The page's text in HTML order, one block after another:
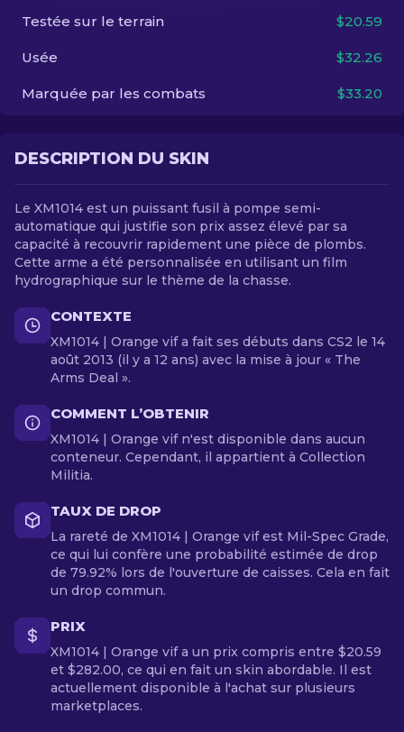
Testée sur le terrain $20.59
Usée $32.26
Marquée par les combats $33.20
DESCRIPTION DU SKIN
Le XM1014 est un puissant fusil à pompe semi-
automatique qui justifie son prix assez élevé par sa
capacité à recouvrir rapidement une pièce de plombs.
Cette arme a été personnalisée en utilisant un film
hydrographique sur le thème de la chasse.
CONTEXTE
XM1014 | Orange vif a fait ses débuts dans CS2 le 14
août 2013 (il y a 12 ans) avec la mise à jour « The
Arms Deal ».
COMMENT L’OBTENIR
XM1014 | Orange vif n'est disponible dans aucun
conteneur. Cependant, il appartient à Collection
Militia.
TAUX DE DROP
La rareté de XM1014 | Orange vif est Mil-Spec Grade,
ce qui lui confère une probabilité estimée de drop
de 79.92% lors de l'ouverture de caisses. Cela en fait
un drop commun.
PRIX
XM1014 | Orange vif a un prix compris entre $20.59
et $282.00, ce qui en fait un skin abordable. Il est
actuellement disponible à l'achat sur plusieurs
marketplaces.